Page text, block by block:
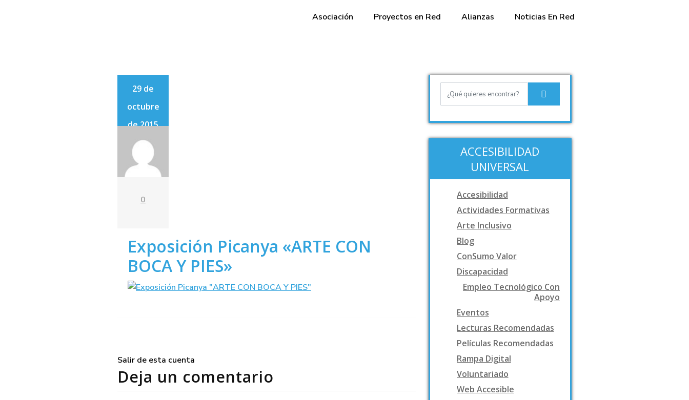
Asociación Proyectos en Red Alianzas Noticias En Red
29 de
octubre
de 2015
0
Exposición Picanya «ARTE CON
BOCA Y PIES»
Salir de esta cuenta
Deja un comentario
ACCESIBILIDAD
UNIVERSAL
Accesibilidad
Actividades Formativas
Arte Inclusivo
Blog
ConSumo Valor
Discapacidad
Empleo Tecnológico Con
Apoyo
Eventos
Lecturas Recomendadas
Películas Recomendadas
Rampa Digital
Voluntariado
Web Accesible